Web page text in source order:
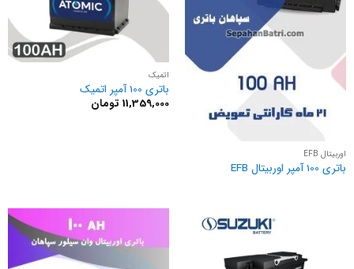
اوربیتال EFB
باتری 100 آمپر اوربیتال EFB
اتمیک
باتری 100 آمپر اتمیک
11,359,000 تومان